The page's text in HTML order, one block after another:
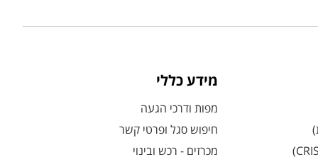
מידע כללי
מפות ודרכי הגעה
חיפוש סגל ופרטי קשר
מכרזים - רכש ובינוי